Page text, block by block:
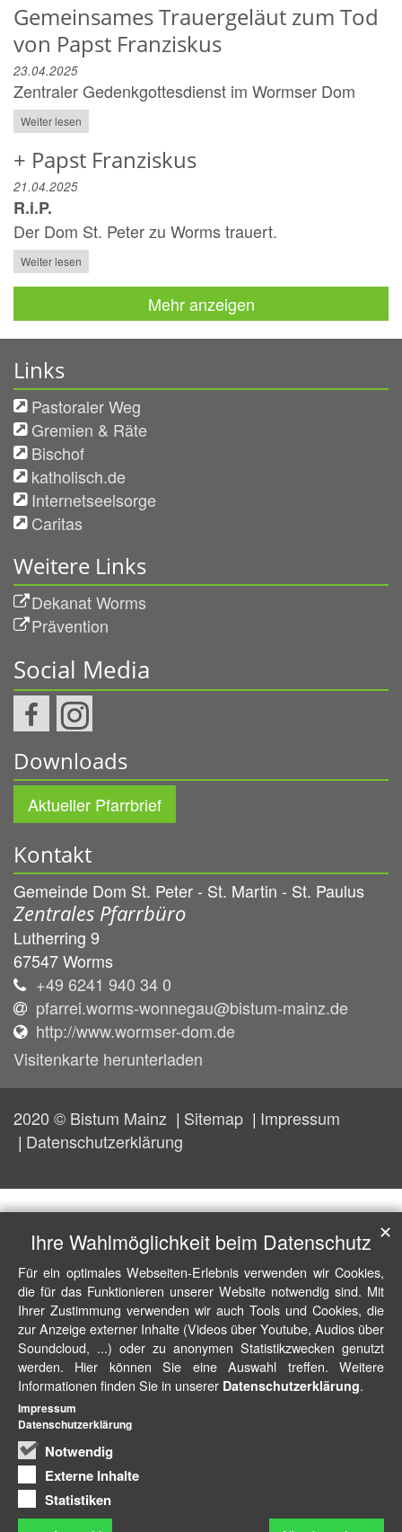
Gemeinsames Trauergeläut zum Tod
von Papst Franziskus
23.04.2025
Zentraler Gedenkgottesdienst im Wormser Dom
Weiter lesen
+ Papst Franziskus
21.04.2025
R.i.P.
Der Dom St. Peter zu Worms trauert.
Weiter lesen
Mehr anzeigen
Links
Pastoraler Weg
Gremien & Räte
Bischof
katholisch.de
Internetseelsorge
Caritas
Weitere Links
Dekanat Worms
Prävention
Social Media
Downloads
Aktueller Pfarrbrief
Kontakt
Gemeinde Dom St. Peter - St. Martin - St. Paulus
Zentrales Pfarrbüro
Lutherring 9
67547Worms
+49 6241 940 34 0
pfarrei.worms-wonnegau@bistum-mainz.de
http://www.wormser-dom.de
Visitenkarte herunterladen
2020 © Bistum Mainz Sitemap
Impressum
Datenschutzerklärung
Ihre Wahlmöglichkeit beim Datenschutz
Für ein optimales Webseiten-Erlebnis verwenden wir Cookies,
die für das Funktionieren unserer Website notwendig sind. Mit
Ihrer Zustimmung verwenden wir auch Tools und Cookies, die
zur Anzeige externer Inhalte (Videos über Youtube, Audios über
Soundcloud, ...) oder zu anonymen Statistikzwecken genutzt
werden. Hier können Sie eine Auswahl treffen. Weitere
Informationen finden Sie in unserer Datenschutzerklärung.
Notwendig
Externe Inhalte
Statistiken
✕
Impressum
Datenschutzerklärung